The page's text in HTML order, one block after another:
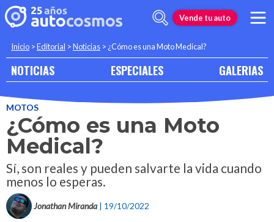
Vende tu auto
Inicio >Editorial >Noticias > ¿Cómo es una Moto Medical?
NOTICIAS ESPECIALES GALERIAS
MOTOS
¿Cómo es una Moto
Medical?
Sí, son reales y pueden salvarte la vida cuando
menos lo esperas.
Jonathan Miranda | 19/10/2022